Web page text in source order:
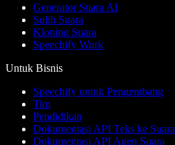
Generator Suara AI
Sulih Suara
Kloning Suara
Speechify Work
Untuk Bisnis
Speechify untuk Pengembang
Tim
Pendidikan
Dokumentasi API Teks ke Suara
Dokumentasi API Agen Suara